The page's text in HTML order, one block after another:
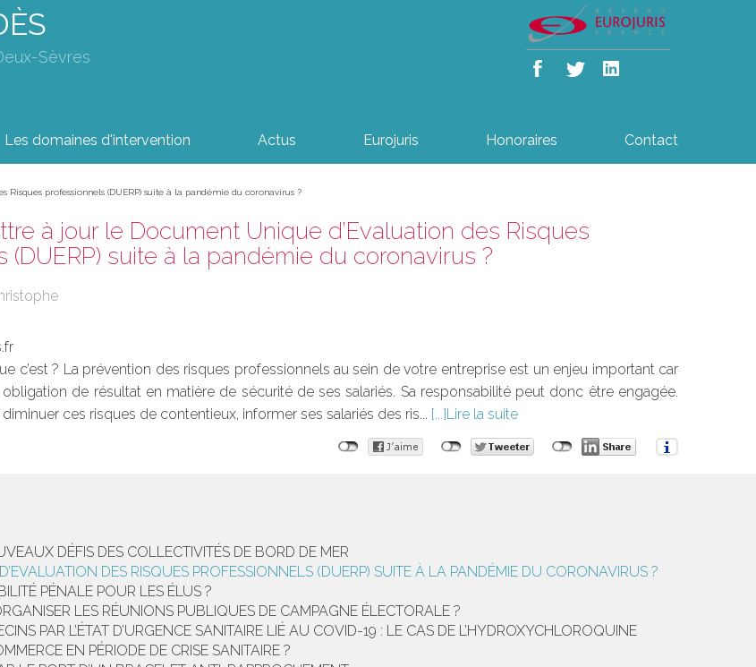
Sèvres
Les domaines d'intervention Actus Eurojuris Honoraires Contact
professionnels (DUERP) suite à la pandémie du coronavirus ?
à jour le Document Unique d’Evaluation des Risques
(DUERP) suite à la pandémie du coronavirus ?
c’est ? La prévention des risques professionnels au sein de votre entreprise est un enjeu important car
de résultat en matière de sécurité de ses salariés. Sa responsabilité peut donc être engagée.
ces risques de contentieux, informer ses salariés des ris...
Lire la suite
DÉFIS DES COLLECTIVITÉS DE BORD DE MER
DES RISQUES PROFESSIONNELS (DUERP) SUITE À LA PANDÉMIE DU CORONAVIRUS ?
PÉNALE POUR LES ÉLUS ?
LES RÉUNIONS PUBLIQUES DE CAMPAGNE ÉLECTORALE ?
PAR L’ÉTAT D’URGENCE SANITAIRE LIÉ AU COVID-19 : LE CAS DE L’HYDROXYCHLOROQUINE
EN PÉRIODE DE CRISE SANITAIRE ?